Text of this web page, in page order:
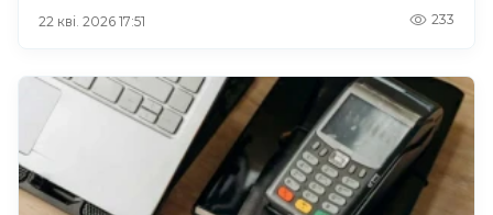
22 кві. 2026 17:51 233